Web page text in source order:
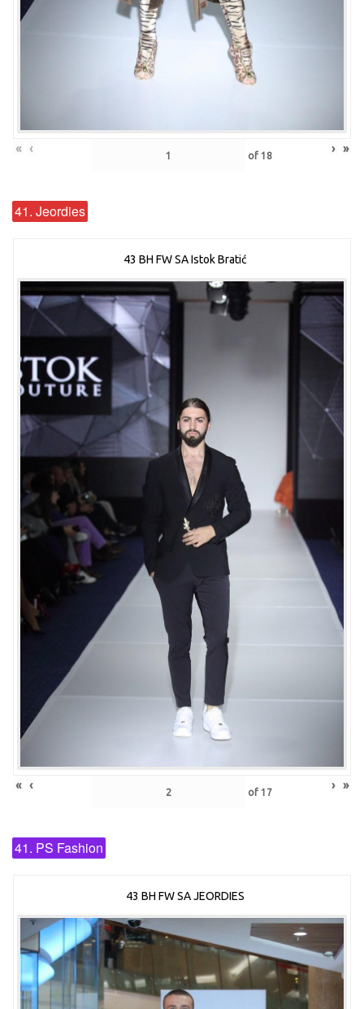
« ‹ of 18 › »
41. Jeordies
43 BH FW SA Istok Bratić
« ‹ of 17 › »
41. PS Fashion
43 BH FW SA JEORDIES